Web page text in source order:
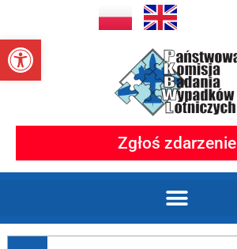
Otwórz pasek
Zgłoś zdarzenie